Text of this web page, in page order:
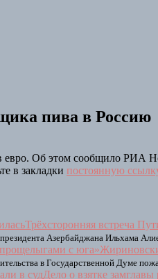
пива в Россию
Об этом сообщило РИА
в закладки постоянную
Трёхсторонняя встреча
Азербайджана Ильхама
в Государственной Думе
Дело о взятке